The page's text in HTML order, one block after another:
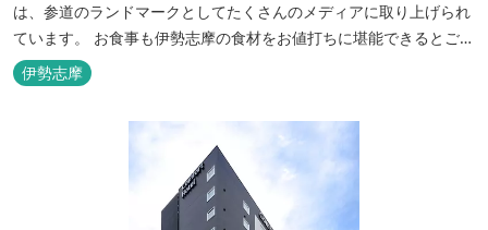
は、参道のランドマークとしてたくさんのメディアに取り上げられ
ています。 お食事も伊勢志摩の食材をお値打ちに堪能できるとご好
評いただいています。
伊勢志摩